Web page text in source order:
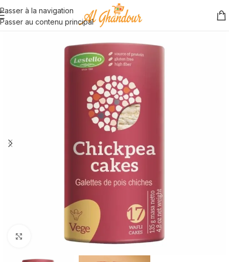
Passer à la navigation
Passer au contenu principal
Cliquez pour agrandir